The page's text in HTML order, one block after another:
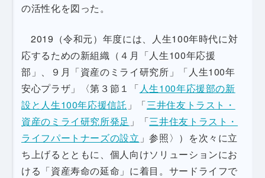
の活性化を図った。
2019（令和元）年度には、人生100年時代に対
応するための新組織（４月「人生100年応援
部」、９月「資産のミライ研究所」「人生100年
安心プラザ」〈第３節１「人生100年応援部の新
設と人生100年応援信託 」「三井住友トラスト・
資産のミライ研究所発足 」「三井住友トラスト・
ライフパートナーズの設立 」参照〉）を次々に立
ち上げるとともに、個人向けソリューションにお
ける「資産寿命の延命」に着目。サードライフで